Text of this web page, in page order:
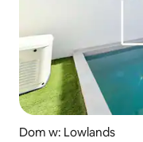
Dom w: Lowlands